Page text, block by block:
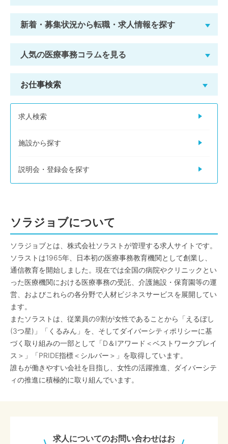
新着・募集状況から転職・求人情報を探す
人気の医療事務コラムを見る
お仕事検索
求人検索
施設から探す
説明会・登録会を探す
ソラジョブについて
ソラジョブとは、株式会社ソラストが管理する求人サイトです。
ソラストは1965年、日本初の医療事務教育機関として創業し、
通信教育を開始しました。現在では全国の病院やクリニックとい
った医療機関における医療事務の受託、介護施設・保育園等の運
営、およびこれらの各分野で人材ビジネスサービスを展開してい
ます。
またソラストは、従業員の9割が女性であることから「えるぼし
(3つ星)」「くるみん」を、そしてダイバーシティポリシーに基
づく取り組みの一部として「D＆Iアワード＜ベストワークプレイ
ス＞」「PRIDE指標＜シルバー＞」を取得しています。
誰もが働きやすい会社を目指し、女性の活躍推進、ダイバーシテ
ィの推進に積極的に取り組んでいます。
求人についてのお問い合わせはお